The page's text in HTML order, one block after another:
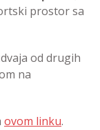
prostor sa
od drugih
na
ovom linku.